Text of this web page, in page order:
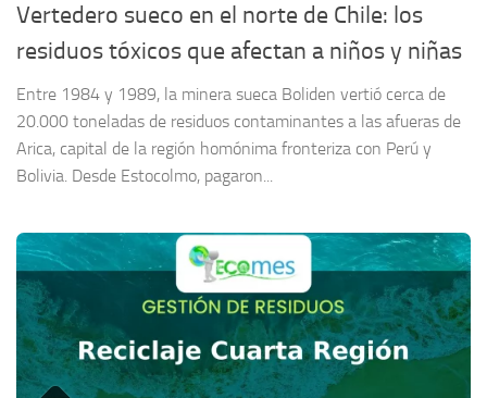
Vertedero sueco en el norte de Chile: los
residuos tóxicos que afectan a niños y niñas
Entre 1984 y 1989, la minera sueca Boliden vertió cerca de
20.000 toneladas de residuos contaminantes a las afueras de
Arica, capital de la región homónima fronteriza con Perú y
Bolivia. Desde Estocolmo, pagaron...